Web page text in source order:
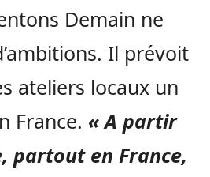
Demain ne
Il prévoit
ateliers locaux un
France. « A partir
partout en France,